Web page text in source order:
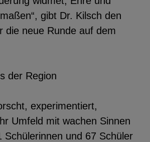
gibt Dr. Kilsch den
die neue Runde auf dem
der Region
experimentiert,
Umfeld mit wachen Sinnen
Schülerinnen und 67 Schüler
Erfassung von
durch
oder